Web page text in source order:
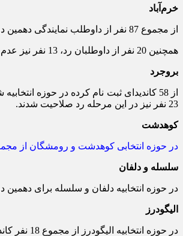
خرم‌آباد
از مجموع 87 نفر از داوطلب نمایندگی دهمین دوره انتخابات مجلس شورای اسلامی ثبت‌نام کرده‌اند در حوزه انتخابی خرم‌آباد و دوره‌چگنی تعداد 50 نفر توسط هیئت نظارت بر انتخابات تائید صلاحیت شدند.
همچنین 20 نفر از داوطلبان رد، 13 نفر نیز عدم احراز صلاحیت شده و چهار نفر نیز انصراف خود را اعلام کرده‌اند.
بروجرد
23 نفر نیز در این مرحله رد صلاحیت شدند.
کوهدشت
در حوزه انتخابی کوهدشت و رومشگان از مجموعه 48 داوطلب ثبت نام کرده تعداد 23 نفر تائید و 24 نفر رد و عدم احراز
سلسله و دلفان
در حوزه انتخابیه دلفان و سلسله برای دهمین دوره انتخابات مجلس شورای
الیگودرز
در حوزه انتخابیه الیگودرز از مجموع 18 نفر کاندیدای ثبت نام کرده 12 نفر توسط هیئت نظارت بر انتخابات تایید صلاحیت، شش نفر رد و یک نفر عدم احراز صلاحیت شده‌اند.